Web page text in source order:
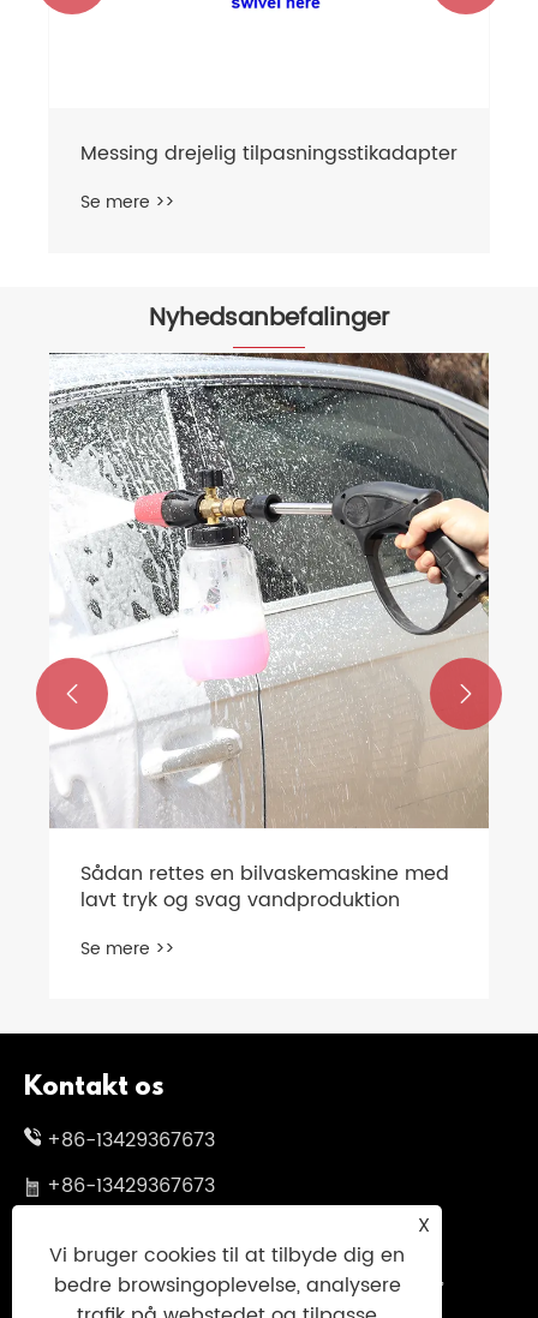
Messing drejelig tilpasningsstikadapter
Se mere >>
Nyhedsanbefalinger
Sådan rettes en bilvaskemaskine med
lavt tryk og svag vandproduktion
Se mere >>
 
Kontakt os
+86-13429367673
+86-13429367673
No.199 Changxing Road, Jiangbei District,
Ningbo City, Zhejiang -provinsen, Kina
X
Vi bruger cookies til at tilbyde dig en
bedre browsingoplevelse, analysere